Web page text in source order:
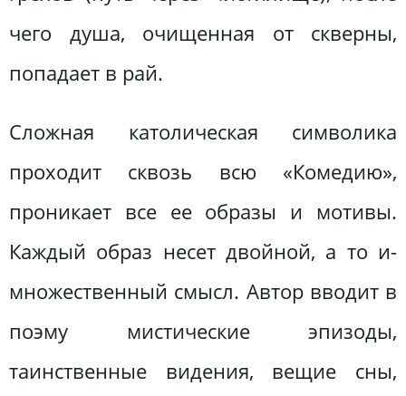
чего душа, очищенная от скверны,
попадает в рай.
Сложная католическая символика
проходит сквозь всю «Комедию»,
проникает все ее образы и мотивы.
Каждый образ несет двойной, а то и-
множественный смысл. Автор вводит в
поэму мистические эпизоды,
таинственные видения, вещие сны,